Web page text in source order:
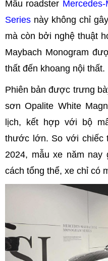
Mẫu roadster
Series này không chỉ
mà còn bởi nghệ thuật
Maybach Monogram
thất đến khoang nội thất.
Phiên bản được trưng
sơn Opalite White
lịch, kết hợp với bộ
thước lớn. So với chiếc
2024, mẫu xe năm nay
cách tổng thể, xe chỉ có